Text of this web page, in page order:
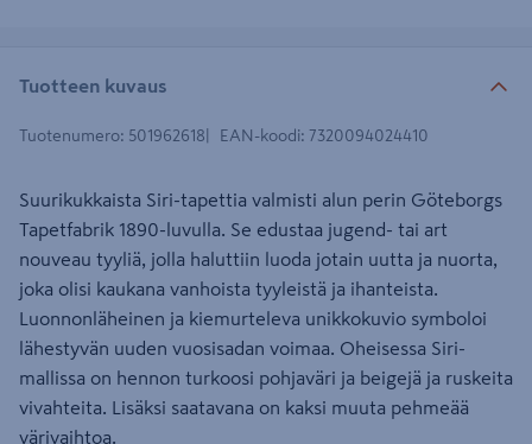
Tuotteen kuvaus
Tuotenumero: 501962618 EAN-koodi: 7320094024410
Suurikukkaista Siri-tapettia valmisti alun perin Göteborgs
Tapetfabrik 1890-luvulla. Se edustaa jugend- tai art
nouveau tyyliä, jolla haluttiin luoda jotain uutta ja nuorta,
joka olisi kaukana vanhoista tyyleistä ja ihanteista.
Luonnonläheinen ja kiemurteleva unikkokuvio symboloi
lähestyvän uuden vuosisadan voimaa. Oheisessa Siri-
mallissa on hennon turkoosi pohjaväri ja beigejä ja ruskeita
vivahteita. Lisäksi saatavana on kaksi muuta pehmeää
värivaihtoa.